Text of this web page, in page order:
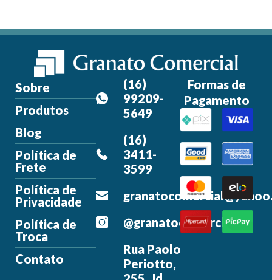
Sobre
Produtos
Blog
Política de
Frete
Política de
Privacidade
Política de
Troca
Contato
(16)
99209-
5649
(16)
3411-
3599
@granatocomercial
Rua Paolo
Periotto,
Formas de
Pagamento